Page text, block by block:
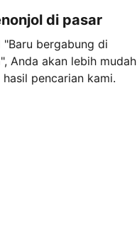
di pasar
"Baru bergabung di
Anda akan lebih mudah
pencarian kami.